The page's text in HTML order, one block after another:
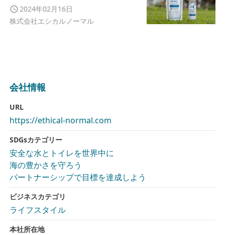
2024年02月16日
株式会社エシカルノーマル
会社情報
URL
https://ethical-normal.com
SDGsカテゴリー
安全な水とトイレを世界中に
海の豊かさを守ろう
パートナーシップで目標を達成しよう
ビジネスカテゴリ
ライフスタイル
本社所在地